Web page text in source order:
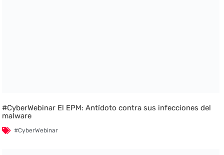
#CyberWebinar El EPM: Antídoto contra sus infecciones del
malware
#CyberWebinar